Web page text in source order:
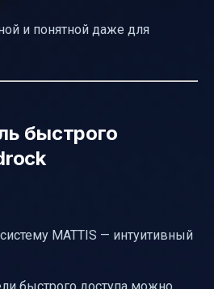
и понятной даже для
быстрого
MATTIS — интуитивный